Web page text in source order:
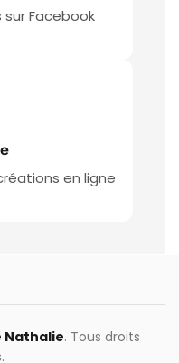
Facebook
en ligne
Nathalie. Tous droits